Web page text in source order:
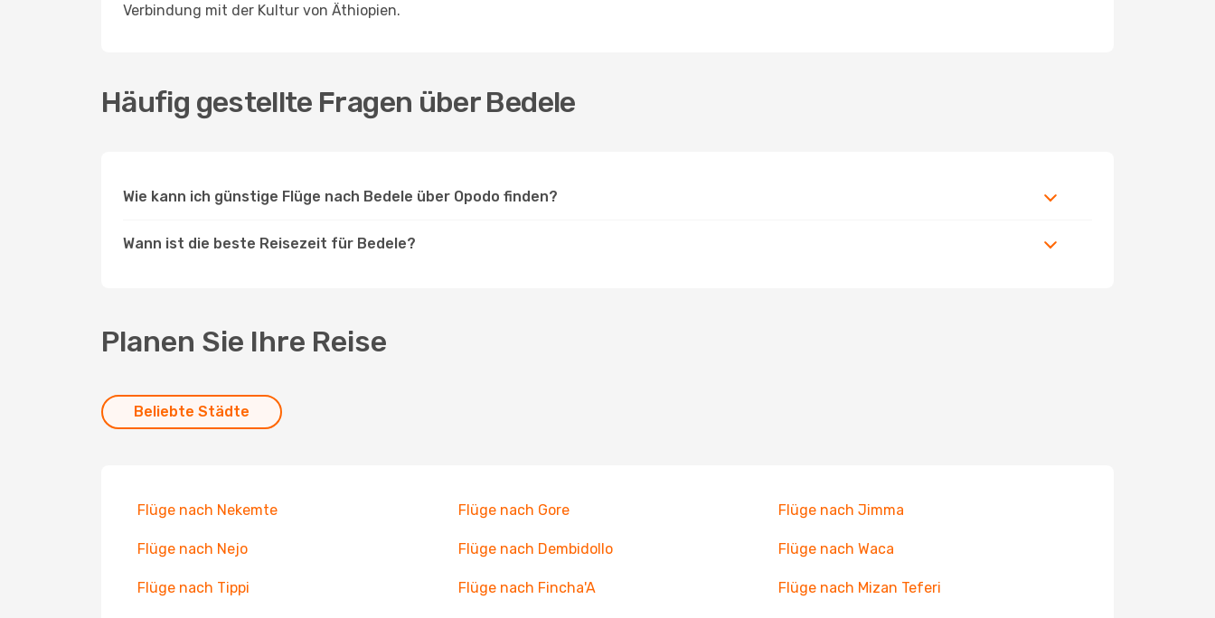
Verbindung mit der Kultur von Äthiopien.
Häufig gestellte Fragen über Bedele
Wie kann ich günstige Flüge nach Bedele über Opodo finden?
Wann ist die beste Reisezeit für Bedele?
Planen Sie Ihre Reise
Beliebte Städte
Flüge nach Nekemte Flüge nach Gore Flüge nach Jimma
Flüge nach Nejo Flüge nach Dembidollo Flüge nach Waca
Flüge nach Tippi Flüge nach Fincha'A Flüge nach Mizan Teferi